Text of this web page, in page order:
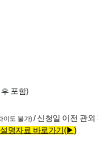
포함)
이도 불가)/ 신청일 이전 관외
명자료 바로가기(▶)